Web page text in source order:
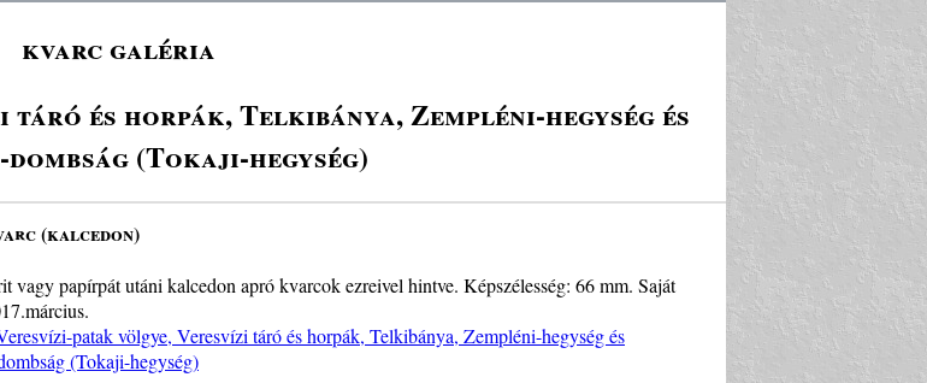
kvarc galéria
és horpák, Telkibánya, Zempléni-hegység és
dombság (Tokaji-hegység)
(kalcedon)
vagy papírpát utáni kalcedon apró kvarcok ezreivel hintve. Képszélesség: 66 mm. Saját
patak völgye, Veresvízi táró és horpák, Telkibánya, Zempléni-hegység és
(Tokaji-hegység)